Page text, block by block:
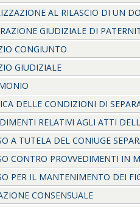
AL RILASCIO DI UN
GIUDIZIALE DI
CONGIUNTO
GIUDIZIALE
DELLE CONDIZIONI DI
RELATIVI AGLI ATTI
A TUTELA DEL CONIUGE
CONTRO PROVVEDIMENTI IN
PER IL MANTENIMENTO DEI
CONSENSUALE